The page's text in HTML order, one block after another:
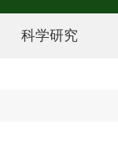
科学研究